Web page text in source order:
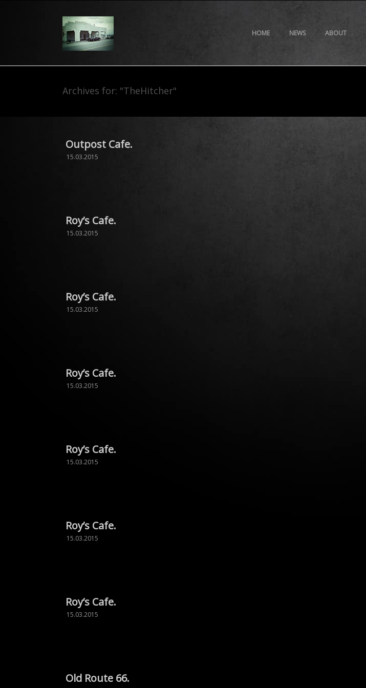
HOME NEWS ABOUT
Archives for: "TheHitcher"
Outpost Cafe.
15.03.2015
Roy’s Cafe.
15.03.2015
Roy’s Cafe.
15.03.2015
Roy’s Cafe.
15.03.2015
Roy’s Cafe.
15.03.2015
Roy’s Cafe.
15.03.2015
Roy’s Cafe.
15.03.2015
Old Route 66.